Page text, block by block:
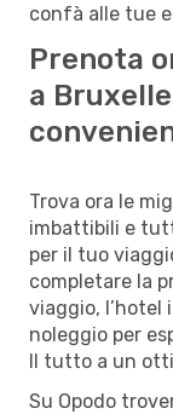
confà alle tue
Prenota
a
Trova ora le
imbattibili e
per il tuo
completare la
viaggio, l’hotel
noleggio per
Il tutto a un
Su Opodo